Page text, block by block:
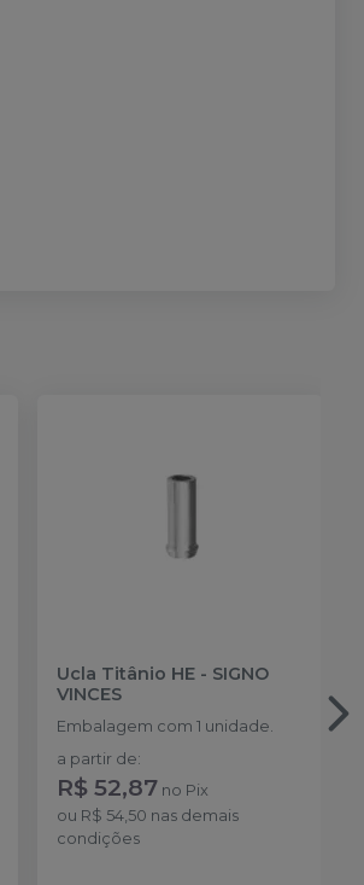
Ucla Titânio HE- SIGNO
VINCES
Embalagem com 1 unidade.
a partir de:
R$ 52,87 no Pix
ou R$ 54,50 nas demais
condições